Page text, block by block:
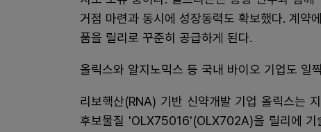
거점 마련과 동시에 성장동력도 확보했다. 계약
품을 릴리로 꾸준히 공급하게 된다.
올릭스와 알지노믹스 등 국내 바이오 기업도 일
리보핵산(RNA) 기반 신약개발 기업 올릭스는
후보물질 'OLX75016'(OLX702A)을 릴리에